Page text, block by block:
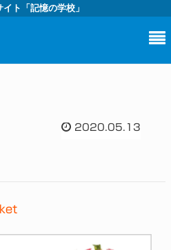
ト「記憶の学校」
2020.05.13